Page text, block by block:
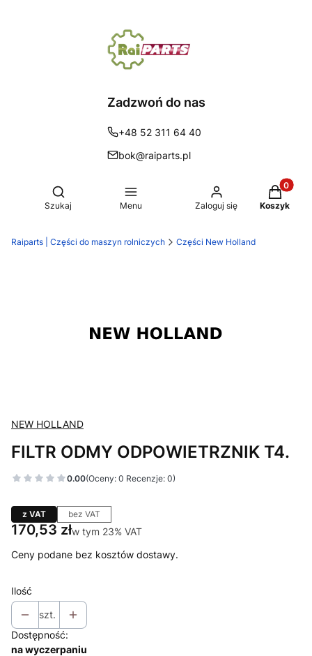
Zadzwoń do nas
+48 52 311 64 40
bok@raiparts.pl
Otwórz wyszukiwarkę
Szukaj Menu Zaloguj się Koszyk
Raiparts | Części do maszyn rolniczych Części New Holland
NEW HOLLAND
FILTR ODMY ODPOWIETRZNIK T4.
0.00(Oceny: 0 Recenzje: 0)
z VAT bez VAT
Cena
170,53 złw tym 23% VAT
w tym 23% VAT
Ceny podane bez kosztów dostawy.
Ilość
szt.
Dostępność:
na wyczerpaniu